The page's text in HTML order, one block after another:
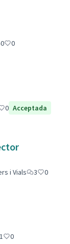
0
0
0 Acceptada
i Vials 3
0
1
0